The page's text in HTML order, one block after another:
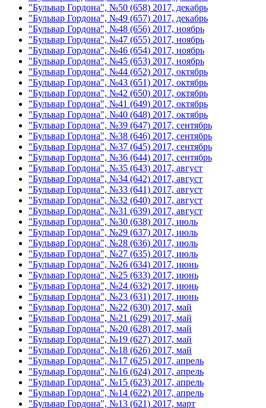
"Бульвар Гордона", №50 (658) 2017, декабрь
"Бульвар Гордона", №49 (657) 2017, декабрь
"Бульвар Гордона", №48 (656) 2017, ноябрь
"Бульвар Гордона", №47 (655) 2017, ноябрь
"Бульвар Гордона", №46 (654) 2017, ноябрь
"Бульвар Гордона", №45 (653) 2017, ноябрь
"Бульвар Гордона", №44 (652) 2017, октябрь
"Бульвар Гордона", №43 (651) 2017, октябрь
"Бульвар Гордона", №42 (650) 2017, октябрь
"Бульвар Гордона", №41 (649) 2017, октябрь
"Бульвар Гордона", №40 (648) 2017, октябрь
"Бульвар Гордона", №39 (647) 2017, сентябрь
"Бульвар Гордона", №38 (646) 2017, сентябрь
"Бульвар Гордона", №37 (645) 2017, сентябрь
"Бульвар Гордона", №36 (644) 2017, сентябрь
"Бульвар Гордона", №35 (643) 2017, август
"Бульвар Гордона", №34 (642) 2017, август
"Бульвар Гордона", №33 (641) 2017, август
"Бульвар Гордона", №32 (640) 2017, август
"Бульвар Гордона", №31 (639) 2017, август
"Бульвар Гордона", №30 (638) 2017, июль
"Бульвар Гордона", №29 (637) 2017, июль
"Бульвар Гордона", №28 (636) 2017, июль
"Бульвар Гордона", №27 (635) 2017, июль
"Бульвар Гордона", №26 (634) 2017, июнь
"Бульвар Гордона", №25 (633) 2017, июнь
"Бульвар Гордона", №24 (632) 2017, июнь
"Бульвар Гордона", №23 (631) 2017, июнь
"Бульвар Гордона", №22 (630) 2017, май
"Бульвар Гордона", №21 (629) 2017, май
"Бульвар Гордона", №20 (628) 2017, май
"Бульвар Гордона", №19 (627) 2017, май
"Бульвар Гордона", №18 (626) 2017, май
"Бульвар Гордона", №17 (625) 2017, апрель
"Бульвар Гордона", №16 (624) 2017, апрель
"Бульвар Гордона", №15 (623) 2017, апрель
"Бульвар Гордона", №14 (622) 2017, апрель
"Бульвар Гордона", №13 (621) 2017, март